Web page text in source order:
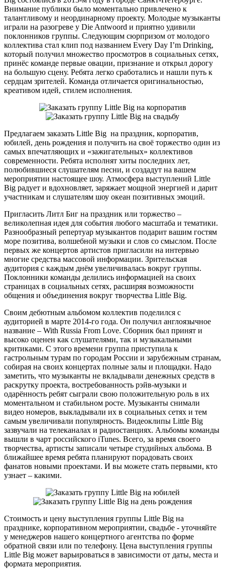
Внимание публики было моментально привлечено к
талантливому и неординарному проекту. Молодые музыканты
играли на разогреве у Die Antwoord и приятно удивили
поклонников группы. Следующим сюрпризом от молодого
коллектива стал клип под названием Every Day I’m Drinking,
который получил множество просмотров в социальных сетях,
принёс команде первые овации, признание и открыл дорогу
на большую сцену. Ребята легко сработались и нашли путь к
сердцам зрителей. Команда отличается оригинальностью,
креативом идей, стилем исполнения.
Предлагаем заказать Little Big на праздник, корпоратив,
юбилей, день рождения и получить на своё торжество один из
самых впечатляющих и «зажигательных» коллективов
современности. Ребята исполнят хиты последних лет,
полюбившиеся слушателям песни, и создадут на вашем
мероприятии настоящее шоу. Атмосфера выступлений Little
Big радует и вдохновляет, заряжает мощной энергией и дарит
участникам и слушателям шоу океан позитивных эмоций.
Пригласить Литл Биг на праздник или торжество –
великолепная идея для события любого масштаба и тематики.
Разнообразный репертуар музыкантов подарит вашим гостям
море позитива, волшебной музыки и слов со смыслом. После
первых же концертов артистов пригласили на интервью
многие средства массовой информации. Зрительская
аудитория с каждым днём увеличивалась вокруг группы.
Поклонники команды делились информацией на своих
страницах в социальных сетях, расширяя возможности
общения и объединения вокруг творчества Little Big.
Своим дебютным альбомом коллектив поделился с
аудиторией в марте 2014-го года. Он получил англоязычное
название – With Russia From Love. Сборник был принят и
высоко оценен как слушателями, так и музыкальными
критиками. С этого времени группа приступила к
гастрольным турам по городам России и зарубежным странам,
собирая на своих концертах полные залы и площадки. Надо
заметить, что музыканты не вкладывали денежных средств в
раскрутку проекта, востребованность рэйв-музыки и
одарённость ребят сыграли свою положительную роль в их
моментальном и стабильном росте. Музыканты снимали
видео номеров, выкладывали их в социальных сетях и тем
самым увеличивали популярность. Видеоклипы Little Big
зазвучали на телеканалах и радиостанциях. Альбомы команды
вышли в чарт российского iTunes. Всего, за время своего
творчества, артисты записали четыре студийных альбома. В
ближайшее время ребята планируют порадовать своих
фанатов новыми проектами. И вы можете стать первыми, кто
узнает – какими.
Стоимость и цену выступления группы Little Big на
празднике, корпоративном мероприятии, свадьбе - уточняйте
у менеджеров нашего концертного агентства по форме
обратной связи или по телефону. Цена выступления группы
Little Big может варьироваться в зависимости от даты, места и
формата мероприятия.